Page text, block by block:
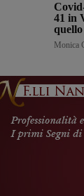
41 in
Monica